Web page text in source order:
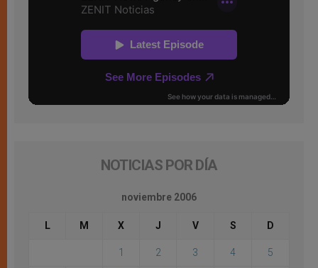
NOTICIAS POR DÍA
noviembre 2006
L M X J V S D
1 2 3 4 5